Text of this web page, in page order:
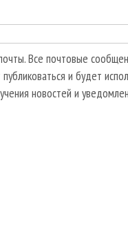
Все почтовые
и будет
новостей и